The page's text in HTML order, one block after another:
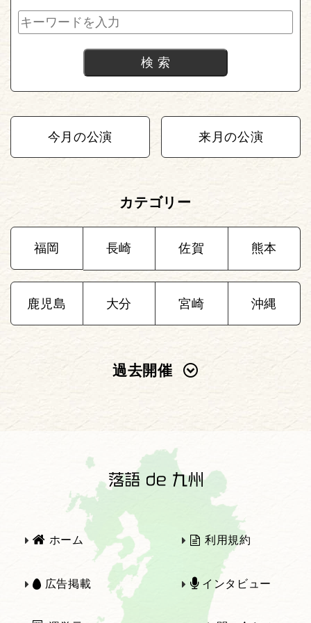
今月の公演 来月の公演
カテゴリー
福岡 長崎 佐賀 熊本
鹿児島 大分 宮崎 沖縄
過去開催
2025年 2024年
2022年
2021年 2020年
2019年 2018年
ホーム 利用規約
広告掲載 インタビュー